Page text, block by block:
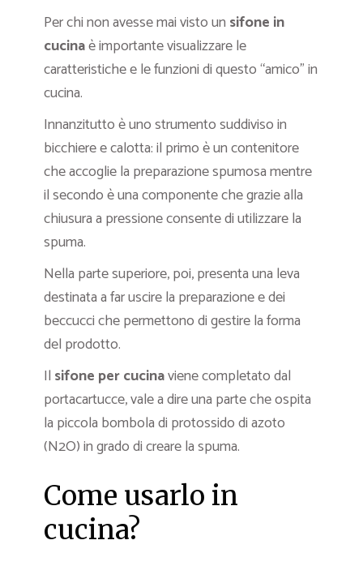
Per chi non avesse mai visto un sifone in
cucinaè importante visualizzare le
caratteristiche e le funzioni di questo “amico” in
cucina.
Innanzitutto è uno strumento suddiviso in
bicchiere e calotta: il primo è un contenitore
che accoglie la preparazione spumosa mentre
il secondo è una componente che grazie alla
chiusura a pressione consente di utilizzare la
spuma.
Nella parte superiore, poi, presenta una leva
destinata a far uscire la preparazione e dei
beccucci che permettono di gestire la forma
del prodotto.
Il sifone per cucinaviene completato dal
portacartucce, vale a dire una parte che ospita
la piccola bombola di protossido di azoto
(N2O) in grado di creare la spuma.
Come usarlo in
cucina?